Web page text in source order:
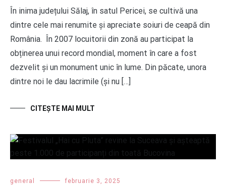
În inima județului Sălaj, în satul Pericei, se cultivă una
dintre cele mai renumite și apreciate soiuri de ceapă din
România. În 2007 locuitorii din zonă au participat la
obținerea unui record mondial, moment în care a fost
dezvelit și un monument unic în lume. Din păcate, unora
dintre noi le dau lacrimile (și nu […]
CITEŞTE MAI MULT
general februarie 3, 2025